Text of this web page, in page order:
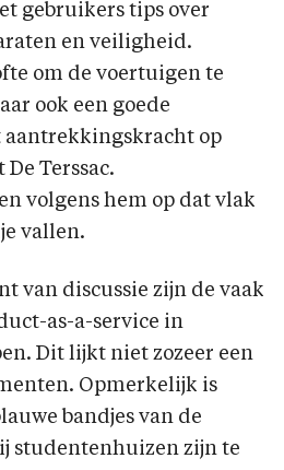
gebruikers tips over
en veiligheid.
om de voertuigen te
ook een goede
op
Terssac.
volgens hem op dat vlak
vallen.
van discussie zijn de vaak
as-a-service in
Dit lijkt niet zozeer een
Opmerkelijk is
bandjes van de
studentenhuizen zijn te